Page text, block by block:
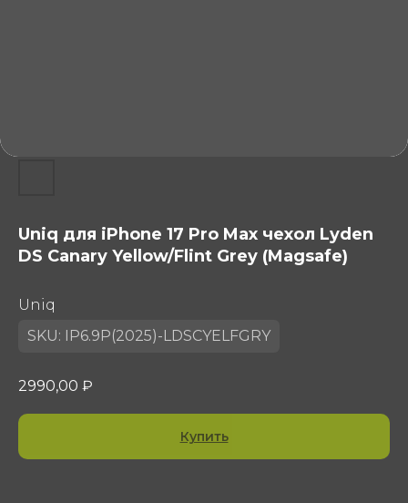
Uniq для iPhone 17 Pro Max чехол Lyden
DS Canary Yellow/Flint Grey (Magsafe)
Uniq
SKU: IP6.9P(2025)-LDSCYELFGRY
2990,00 ₽
Купить